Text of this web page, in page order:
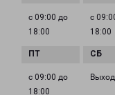
с 09:00 до
18:00
с
18:00
с 09:00 до
18:00